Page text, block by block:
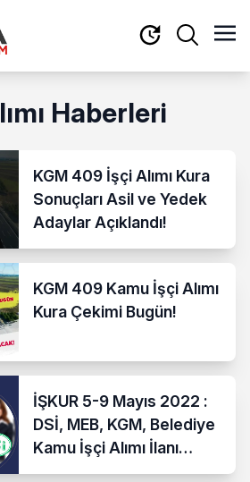
Haberleri
KGM 409 İşçi Alımı Kura
Sonuçları Asil ve Yedek
Adaylar Açıklandı!
KGM 409 Kamu İşçi Alımı
Kura Çekimi Bugün!
İŞKUR 5-9 Mayıs 2022 :
DSİ, MEB, KGM, Belediye
Kamu İşçi Alımı İlanı
Yayımlandı!